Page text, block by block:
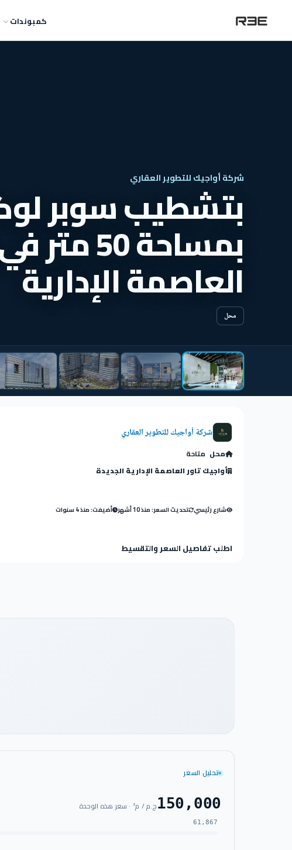
كمبوندات
شركة أواجيك للتطوير العقاري
بتشطيب سوبر
بمساحة
العاصمة الإدارية
محل
شركة أواجيك للتطوير العقاري
محل متاحة
أواجيك تاور العاصمة الإدارية الجديدة
شارع رئيسي تحديث السعر: منذ 10 أشهر أضيفت: منذ 4 سنوات
اطلب تفاصيل السعر والتقسيط
تحليل السعر
150,000ج.م / م² · سعر هذه الوحدة
61,867